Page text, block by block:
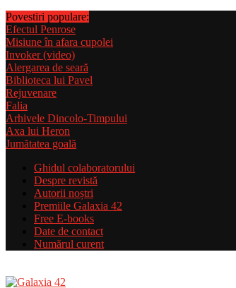
Povestiri populare:
Efectul Penrose
Misiune în afara cupolei
Invoker (video)
Alergarea de seară
Biblioteca lui Pavel
Rejuvenare
Falia
Arhivele Dincolo-Timpului
Axa lui Heron
Jumătatea goală
Ghidul colaboratorului
Despre revistă
Autorii noștri
Premiile Galaxia 42
Free E-books
Date de contact
Numărul curent